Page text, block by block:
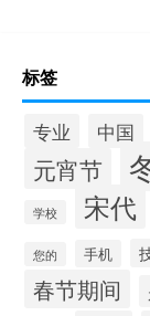
标签
专业 中国
元宵节
学校 宋代
您的 手机
春节期间